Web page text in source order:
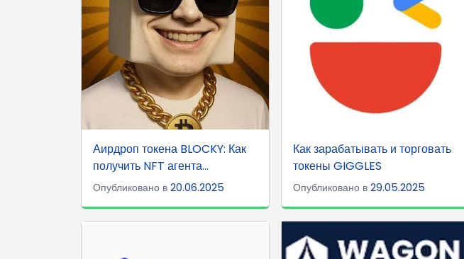
Аирдроп токена BLOCKY: Как
получить NFT агента...
Опубликовано в 20.06.2025
Как зарабатывать и торговать
токены GIGGLES
Опубликовано в29.05.2025